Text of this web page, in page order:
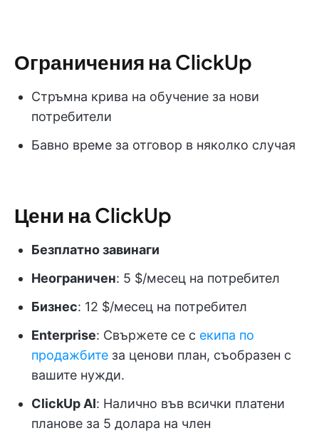
Ограничения на ClickUp
Стръмна крива на обучение за нови
потребители
Бавно време за отговор в няколко случая
Цени на ClickUp
Безплатно завинаги
Неограничен: 5 $/месец на потребител
Бизнес: 12 $/месец на потребител
Enterprise: Свържете се с екипа по
продажбите за ценови план, съобразен с
вашите нужди.
ClickUp AI: Налично във всички платени
планове за 5 долара на член